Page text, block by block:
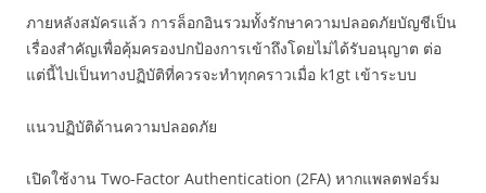
ภายหลังสมัครแล้ว การล็อกอินรวมทั้งรักษาความปลอดภัยบัญชีเป็น
เรื่องสำคัญเพื่อคุ้มครองปกป้องการเข้าถึงโดยไม่ได้รับอนุญาต ต่อ
แต่นี้ไปเป็นทางปฏิบัติที่ควรจะทำทุกคราวเมื่อ k1gt เข้าระบบ
แนวปฏิบัติด้านความปลอดภัย
เปิดใช้งาน Two-Factor Authentication (2FA) หากแพลตฟอร์ม